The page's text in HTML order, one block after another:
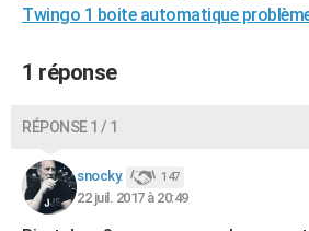
BONS PLANS
CARTE DE VOEUX
COPAINS D'AVANT
Twingo 1 boite automatique
1 réponse
RÉPONSE 1 / 1
snocky. 147
22 juil. 2017 à 20:49